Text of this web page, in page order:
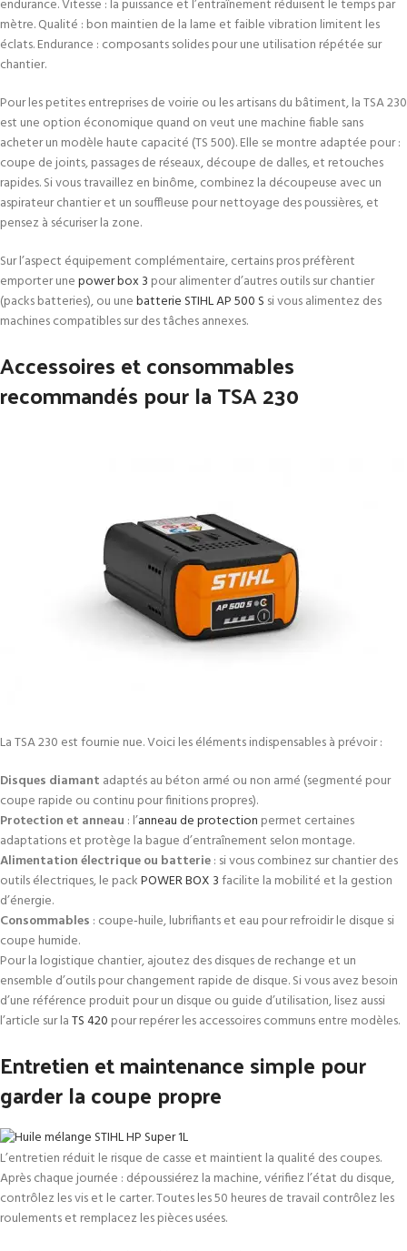
endurance. Vitesse : la puissance et l’entraînement réduisent le temps par
mètre. Qualité : bon maintien de la lame et faible vibration limitent les
éclats. Endurance : composants solides pour une utilisation répétée sur
chantier.
Pour les petites entreprises de voirie ou les artisans du bâtiment, la TSA 230
est une option économique quand on veut une machine fiable sans
acheter un modèle haute capacité (TS 500). Elle se montre adaptée pour :
coupe de joints, passages de réseaux, découpe de dalles, et retouches
rapides. Si vous travaillez en binôme, combinez la découpeuse avec un
aspirateur chantier et un souffleuse pour nettoyage des poussières, et
pensez à sécuriser la zone.
Sur l’aspect équipement complémentaire, certains pros préfèrent
emporter unepower box 3 pour alimenter d’autres outils sur chantier
(packs batteries), ou unebatterie STIHL AP 500 S si vous alimentez des
machines compatibles sur des tâches annexes.
Accessoires et consommables
recommandés pour la TSA 230
La TSA 230 est fournie nue. Voici les éléments indispensables à prévoir :
Disques diamant adaptés au béton armé ou non armé (segmenté pour
coupe rapide ou continu pour finitions propres).
Protection et anneau : l’anneau de protection permet certaines
adaptations et protège la bague d’entraînement selon montage.
Alimentation électrique ou batterie: si vous combinez sur chantier des
outils électriques, le packPOWER BOX 3facilite la mobilité et la gestion
d’énergie.
Consommables : coupe‑huile, lubrifiants et eau pour refroidir le disque si
coupe humide.
Pour la logistique chantier, ajoutez des disques de rechange et un
ensemble d’outils pour changement rapide de disque. Si vous avez besoin
d’une référence produit pour un disque ou guide d’utilisation, lisez aussi
l’article sur laTS 420 pour repérer les accessoires communs entre modèles.
Entretien et maintenance simple pour
garder la coupe propre
L’entretien réduit le risque de casse et maintient la qualité des coupes.
Après chaque journée : dépoussiérez la machine, vérifiez l’état du disque,
contrôlez les vis et le carter. Toutes les 50 heures de travail contrôlez les
roulements et remplacez les pièces usées.